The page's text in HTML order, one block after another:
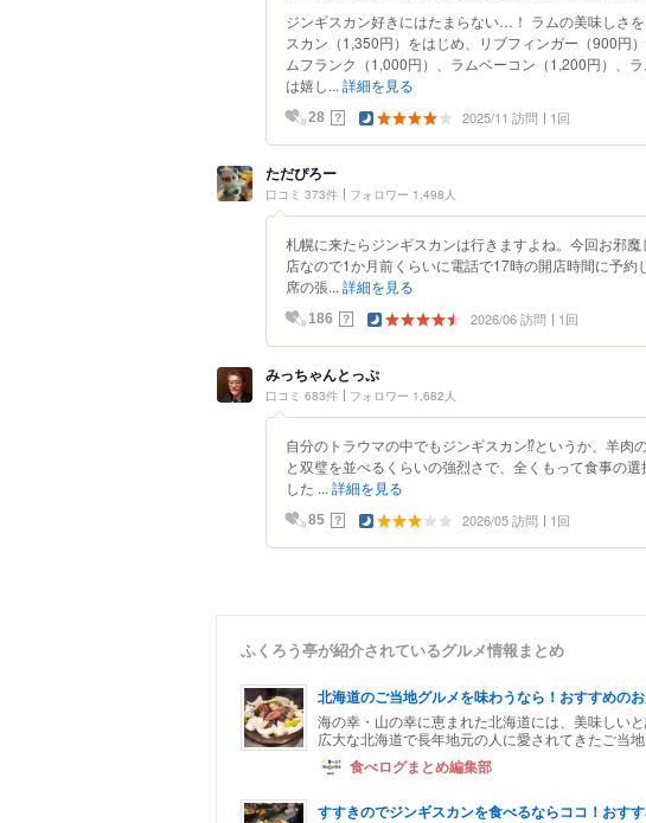
ジンギスカン好きにはたまらない…！ ラムの美味しさ
スカン（1,350円）をはじめ、リブフィンガー（900円
ムフランク（1,000円）、ラムベーコン（1,200円）、
は嬉し... 詳細を見る
28 ？ 2025/11 訪問 1回
ただぴろー
口コミ 373件 フォロワー 1,498人
札幌に来たらジンギスカンは行きますよね。今回お
店なので1か月前くらいに電話で17時の開店時間に予
席の張... 詳細を見る
186 ？ 2026/06 訪問 1回
みっちゃんとっぷ
口コミ 683件 フォロワー 1,682人
自分のトラウマの中でもジンギスカン⁉️というか、羊肉
と双璧を並べるくらいの強烈さで、全くもって食事の
した ... 詳細を見る
85 ？ 2026/05 訪問 1回
ふくろう亭が紹介されているグルメ情報まとめ
北海道のご当地グルメを味わうなら！おすすめの
海の幸・山の幸に恵まれた北海道には、美味しい
広大な北海道で長年地元の人に愛されてきたご当
食べログまとめ編集部
すすきのでジンギスカンを食べるならココ！おす